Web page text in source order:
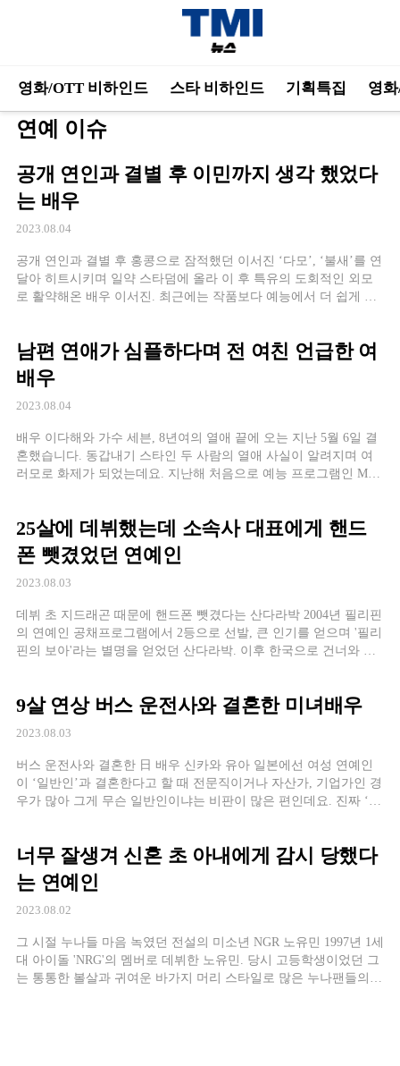
영화/OTT 비하인드 스타 비하인드 기획특집 영
연예 이슈
공개 연인과 결별 후 이민까지 생각 했었다
는 배우
2023.08.04
공개 연인과 결별 후 홍콩으로 잠적했던 이서진 ‘다모’, ‘불새’를 연
달아 히트시키며 일약 스타덤에 올라 이 후 특유의 도회적인 외모
로 활약해온 배우 이서진. 최근에는 작품보다 예능에서 더 쉽게 얼
를 잇는 연인 시리즈 마지막 작품 ‘연인’에서 김정은과 호흡을 […]
남편 연애가 심플하다며 전 여친 언급한 여
배우
2023.08.04
배우 이다해와 가수 세븐, 8년여의 열애 끝에 오는 지난 5월 6일 결
혼했습니다. 동갑내기 스타인 두 사람의 열애 사실이 알려지며 여
러모로 화제가 되었는데요. 지난해 처음으로 예능 프로그램인 MBC
혔는데요. 한 번은 비밀연애를 하던 시절 두 사람은 놀이공원에서
가면을 쓰고 데이트를 […]
25살에 데뷔했는데 소속사 대표에게 핸드
폰 뺏겼었던 연예인
2023.08.03
데뷔 초 지드래곤 때문에 핸드폰 뺏겼다는 산다라박 2004년 필리핀
의 연예인 공채프로그램에서 2등으로 선발, 큰 인기를 얻으며 '필리
핀의 보아'라는 별명을 얻었던 산다라박. 이후 한국으로 건너와 YG
9살 연상 버스 운전사와 결혼한 미녀배우
2023.08.03
버스 운전사와 결혼한 日 배우 신카와 유아 일본에선 여성 연예인
이 ‘일반인’과 결혼한다고 할 때 전문직이거나 자산가, 기업가인 경
우가 많아 그게 무슨 일반인이냐는 비판이 많은 편인데요. 진짜 ‘일
시절부터 촬영장에서 자주 마주쳤던 남편. 결국 2016년 신카와가
먼저 그에게 고백을 했다고 합니다. […]
너무 잘생겨 신혼 초 아내에게 감시 당했다
는 연예인
2023.08.02
그 시절 누나들 마음 녹였던 전설의 미소년 NGR 노유민 1997년 1세
대 아이돌 'NRG'의 멤버로 데뷔한 노유민. 당시 고등학생이었던 그
는 통통한 볼살과 귀여운 바가지 머리 스타일로 많은 누나팬들의